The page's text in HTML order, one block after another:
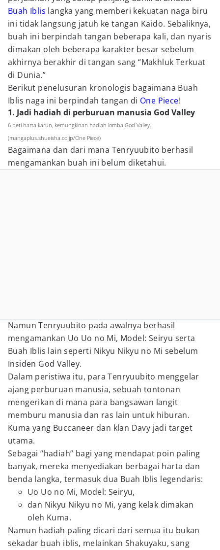
Buah Iblis langka yang memberi kekuatan naga biru
ini tidak langsung jatuh ke tangan Kaido. Sebaliknya,
buah ini berpindah tangan beberapa kali, dan nyaris
dimakan oleh beberapa karakter besar sebelum
akhirnya berakhir di tangan sang “Makhluk Terkuat
di Dunia.”
Berikut penelusuran kronologis bagaimana Buah
Iblis naga ini berpindah tangan di One Piece!
1. Jadi hadiah di perburuan manusia God Valley
6 peti harta karun, kemungkinan hadiah lomba God Valley.
(mangaplus.shueisha.co.jp/One Piece)
Bagaimana dan dari mana Tenryuubito berhasil
mengamankan buah ini belum diketahui.
Namun Tenryuubito pada awalnya berhasil
mengamankan Uo Uo no Mi, Model: Seiryu serta
Buah Iblis lain seperti Nikyu Nikyu no Mi sebelum
Insiden God Valley.
Dalam peristiwa itu, para Tenryuubito menggelar
ajang perburuan manusia, sebuah tontonan
mengerikan di mana para bangsawan langit
memburu manusia dan ras lain untuk hiburan.
Kuma yang Buccaneer dan klan Davy jadi target
utama.
Sebagai “hadiah” bagi yang mendapat poin paling
banyak, mereka menyediakan berbagai harta dan
benda langka, termasuk dua Buah Iblis legendaris:
Uo Uo no Mi, Model: Seiryu,
dan Nikyu Nikyu no Mi, yang kelak dimakan
oleh Kuma.
Namun hadiah paling dicari dari semua itu bukan
sekadar buah iblis, melainkan Shakuyaku, sang